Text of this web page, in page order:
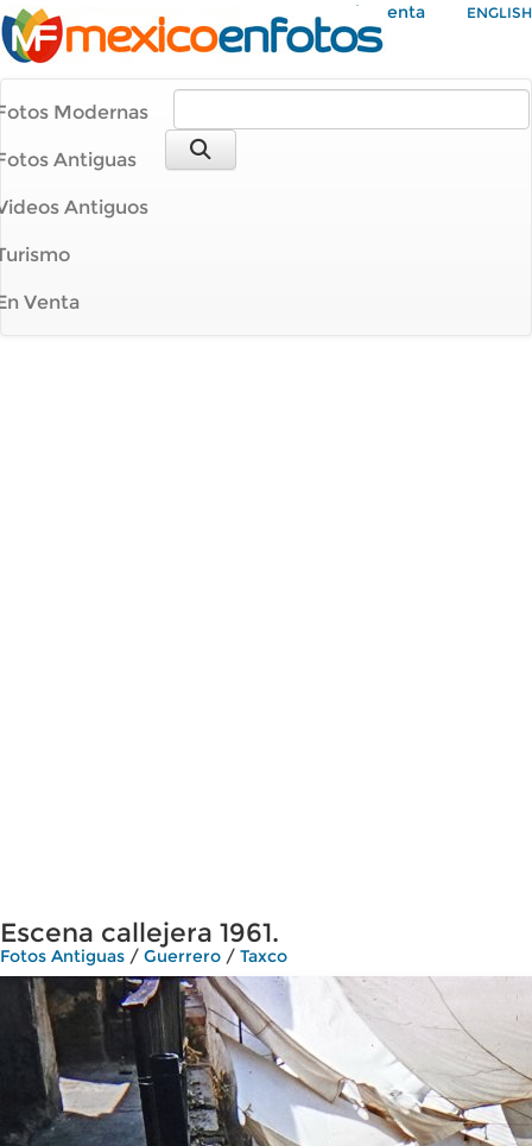
Mi Cuenta ENGLISH
Modernas
Antiguas
Antiguos
Venta
Escena callejera 1961.
Fotos Antiguas / Guerrero / Taxco